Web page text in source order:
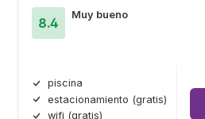
8.4
Muy bueno
piscina
estacionamiento (gratis)
wifi (gratis)